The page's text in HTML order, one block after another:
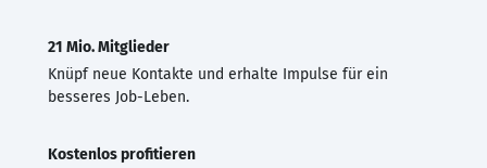
21 Mio. Mitglieder
Knüpf neue Kontakte und erhalte Impulse für ein
besseres Job-Leben.
Kostenlos profitieren